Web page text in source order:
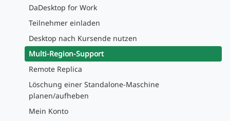
DaDesktop for Work
Teilnehmer einladen
Desktop nach Kursende nutzen
Multi-Region-Support
Remote Replica
Löschung einer Standalone-Maschine
planen/aufheben
Mein Konto